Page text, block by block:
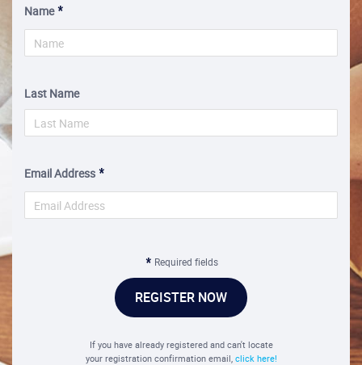
Name
Last Name
Email Address
Required fields
REGISTER NOW
If you have already registered and can't locate
your registration confirmation email, click here!